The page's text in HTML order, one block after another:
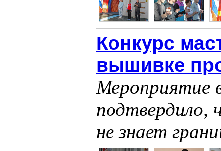
Конкурс
вышивке
Мероприятие
подтвердило,
не знает